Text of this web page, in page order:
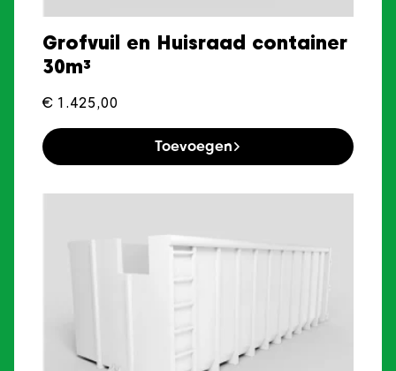
Grofvuil en Huisraad container
30m³
€ 1.425,00
Toevoegen